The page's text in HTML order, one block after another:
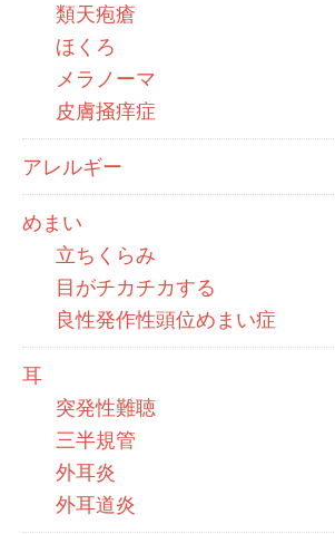
類天疱瘡
ほくろ
メラノーマ
皮膚掻痒症
アレルギー
めまい
立ちくらみ
目がチカチカする
良性発作性頭位めまい症
耳
突発性難聴
三半規管
外耳炎
外耳道炎